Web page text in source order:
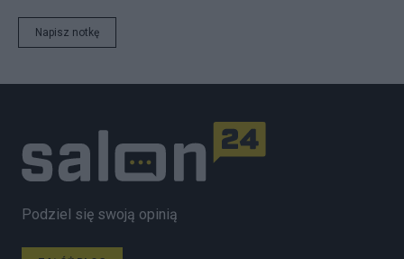
Napisz notkę
Podziel się swoją opinią